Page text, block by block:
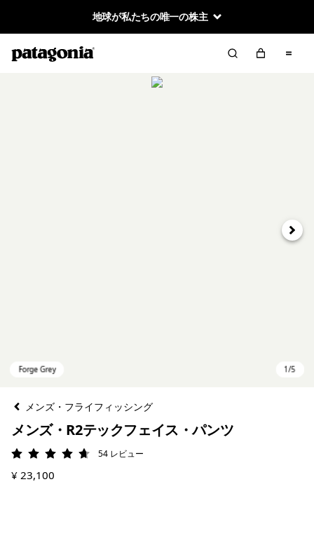
地球が私たちの唯一の株主
次へ
メンズ・フライフィッシング
メンズ・R2テックフェイス・パンツ
評価: 4.7 / 5
54 レビュー
¥ 23,100